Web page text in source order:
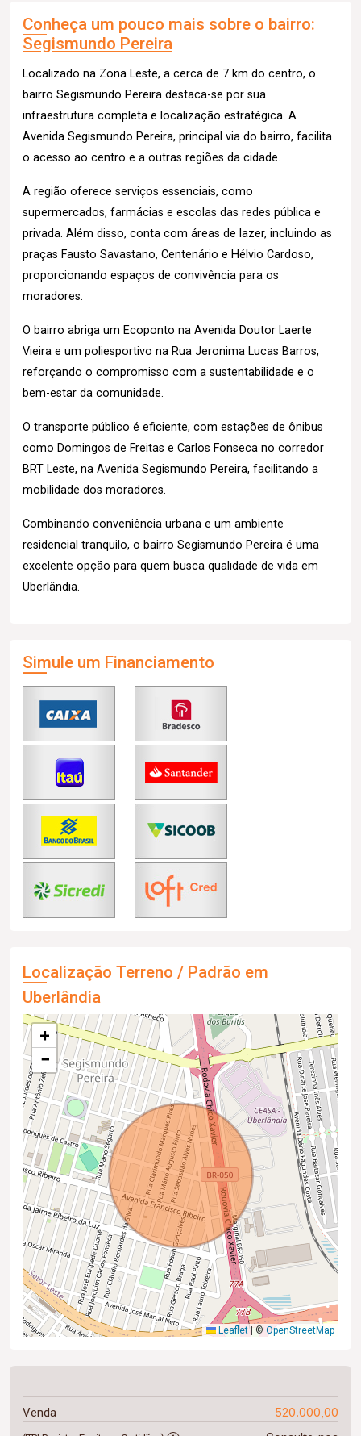
Conheça um pouco mais sobre o bairro:
Segismundo Pereira
Localizado na Zona Leste, a cerca de 7 km do centro, o
bairro Segismundo Pereira destaca-se por sua
infraestrutura completa e localização estratégica. A
Avenida Segismundo Pereira, principal via do bairro, facilita
o acesso ao centro e a outras regiões da cidade.
A região oferece serviços essenciais, como
supermercados, farmácias e escolas das redes pública e
privada. Além disso, conta com áreas de lazer, incluindo as
praças Fausto Savastano, Centenário e Hélvio Cardoso,
proporcionando espaços de convivência para os
moradores.
O bairro abriga um Ecoponto na Avenida Doutor Laerte
Vieira e um poliesportivo na Rua Jeronima Lucas Barros,
reforçando o compromisso com a sustentabilidade e o
bem-estar da comunidade.
O transporte público é eficiente, com estações de ônibus
como Domingos de Freitas e Carlos Fonseca no corredor
BRT Leste, na Avenida Segismundo Pereira, facilitando a
mobilidade dos moradores.
Combinando conveniência urbana e um ambiente
residencial tranquilo, o bairro Segismundo Pereira é uma
excelente opção para quem busca qualidade de vida em
Uberlândia.
Simule um Financiamento
Localização Terreno / Padrão em
Uberlândia
+
−
Leaflet | © OpenStreetMap
Venda 520.000,00